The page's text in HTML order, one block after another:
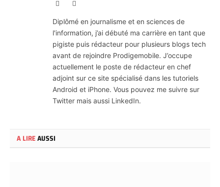
Diplômé en journalisme et en sciences de
l'information, j’ai débuté ma carrière en tant que
pigiste puis rédacteur pour plusieurs blogs tech
avant de rejoindre Prodigemobile. J’occupe
actuellement le poste de rédacteur en chef
adjoint sur ce site spécialisé dans les tutoriels
Android et iPhone. Vous pouvez me suivre sur
Twitter mais aussi LinkedIn.
A LIREAUSSI